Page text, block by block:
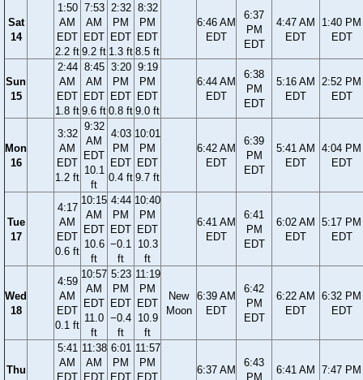
Sat
14
1:50
AM
EDT
2.2 ft
7:53
AM
EDT
9.2 ft
2:32
PM
EDT
1.3 ft
8:32
PM
EDT
8.5 ft
6:46 AM
EDT
6:37
PM
EDT
4:47 AM
EDT
1:40 PM
EDT
Sun
15
2:44
AM
EDT
1.8 ft
8:45
AM
EDT
9.6 ft
3:20
PM
EDT
0.8 ft
9:19
PM
EDT
9.0 ft
6:44 AM
EDT
6:38
PM
EDT
5:16 AM
EDT
2:52 PM
EDT
Mon
16
3:32
AM
EDT
1.2 ft
9:32
AM
EDT
10.1
ft
4:03
PM
EDT
0.4 ft
10:01
PM
EDT
9.7 ft
6:42 AM
EDT
6:39
PM
EDT
5:41 AM
EDT
4:04 PM
EDT
Tue
17
4:17
AM
EDT
0.6 ft
10:15
AM
EDT
10.6
ft
4:44
PM
EDT
−0.1
ft
10:40
PM
EDT
10.3
ft
6:41 AM
EDT
6:41
PM
EDT
6:02 AM
EDT
5:17 PM
EDT
Wed
18
4:59
AM
EDT
0.1 ft
10:57
AM
EDT
11.0
ft
5:23
PM
EDT
−0.4
ft
11:19
PM
EDT
10.9
ft
New
Moon
6:39 AM
EDT
6:42
PM
EDT
6:22 AM
EDT
6:32 PM
EDT
Thu
5:41
AM
EDT
11:38
AM
EDT
6:01
PM
EDT
11:57
PM
EDT
6:37 AM
6:43
PM
6:41 AM
7:47 PM